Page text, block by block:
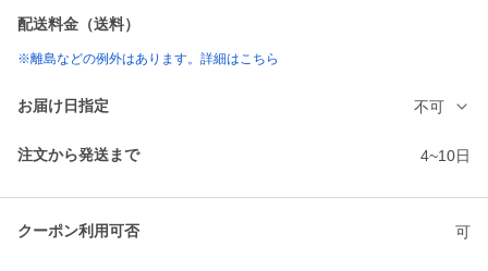
配送料金（送料）
※離島などの例外はあります。詳細はこちら
お届け日指定 不可
注文から発送まで 4~10日
クーポン利用可否 可